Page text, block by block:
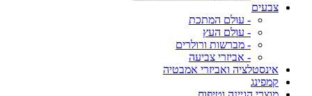
צבעים
- עולם המתכת
- עולם העץ
- מברשות ורולרים
- אביזרי צביעה
אינסטלציה ואביזרי אמבטיה
קמפינג